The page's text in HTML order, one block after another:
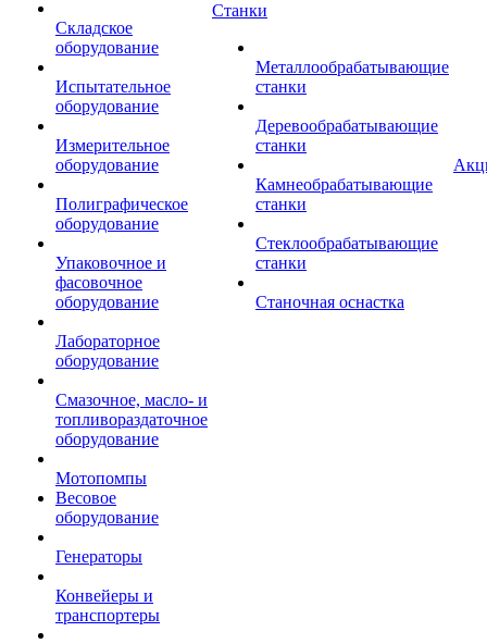
Складское
оборудование
Испытательное
оборудование
Измерительное
оборудование
Полиграфическое
оборудование
Упаковочное и
фасовочное
оборудование
Лабораторное
оборудование
Смазочное, масло- и
топливораздаточное
оборудование
Мотопомпы
Весовое
оборудование
Генераторы
Конвейеры и
транспортеры
Станки
Металлообрабатывающие
станки
Деревообрабатывающие
станки
Камнеобрабатывающие
станки
Стеклообрабатывающие
станки
Станочная оснастка